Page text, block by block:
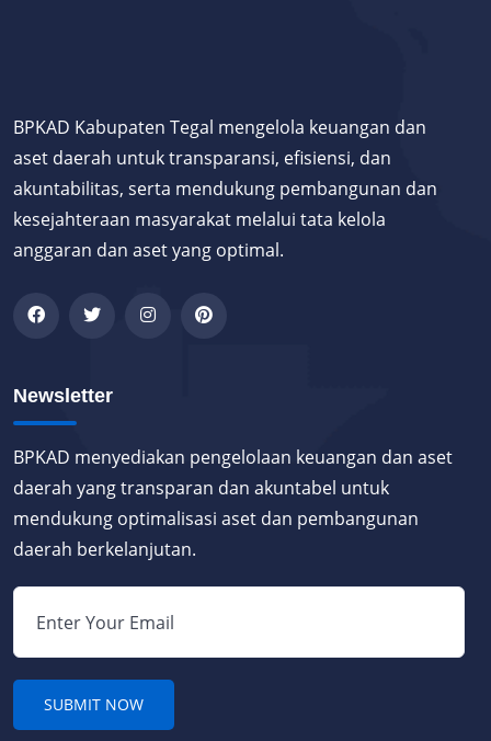
BPKAD Kabupaten Tegal mengelola keuangan dan
aset daerah untuk transparansi, efisiensi, dan
akuntabilitas, serta mendukung pembangunan dan
kesejahteraan masyarakat melalui tata kelola
anggaran dan aset yang optimal.
Newsletter
BPKAD menyediakan pengelolaan keuangan dan aset
daerah yang transparan dan akuntabel untuk
mendukung optimalisasi aset dan pembangunan
daerah berkelanjutan.